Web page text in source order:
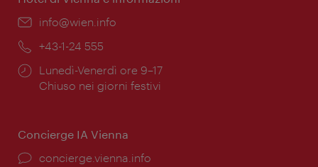
Email:
info@wien.info
Telefono:
+43-1-24 555
Orari
di
Lunedì-Venerdì ore 9–17
Chiuso nei giorni festivi
Concierge IA Vienna
Ort:
concierge.vienna.info